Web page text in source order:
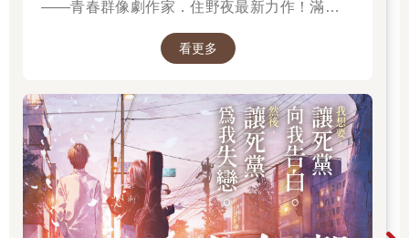
在童年的淨土樂園再玩最後一次。幾次苦苦哀求，再五分鐘就
◎ 終點的手冊
我們以前從未想過記憶喪失是會致命的。至少我從未有此懷疑。
我一直只把這當成是一種隱喻。一個人突然意識到自己身上承載
了多少記憶，有意識與無意識的，各種層次的記憶。細胞再生的
方式也是一種記憶。一種屬於身體、細胞、纖維的記憶。
——青春群像劇作家．住野夜最新力作！滿是錯
「重啟」小說！我想要，讓死黨向我告白。然
看更多